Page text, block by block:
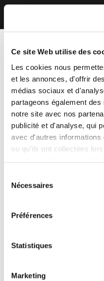
Ce site Web utilise des
Les cookies nous
et les annonces, d'offrir
médias sociaux et
partageons également
notre site avec nos
publicité et d'analyse, qui
avec d'autres
ou qu'ils ont collectées
Nécessaires
Préférences
Statistiques
Marketing